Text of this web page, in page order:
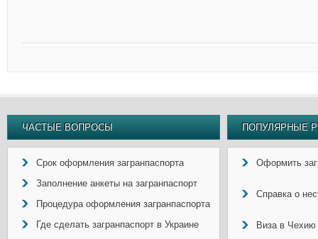
ЧАСТЫЕ ВОПРОСЫ
Срок оформления загранпаспорта
Заполнение анкеты на загранпаспорт
Процедура оформления загранпаспорта
Где сделать загранпаспорт в Украине
ПОПУЛЯРНЫЕ
Оформить
Справка о
Виза в Чехию